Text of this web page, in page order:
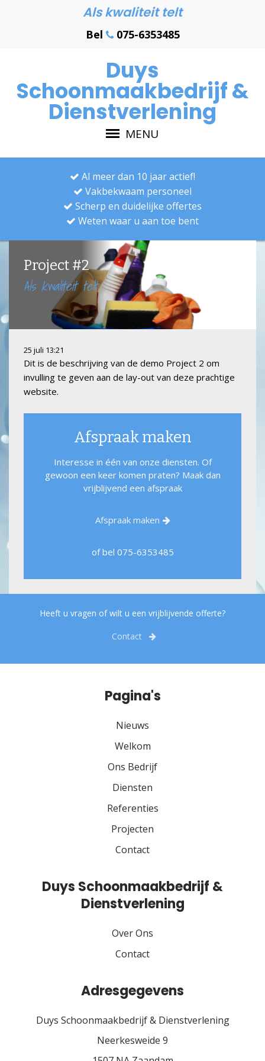
Als kwaliteit telt
Bel 075-6353485
Duys
Schoonmaakbedrijf &
Dienstverlening
MENU
Al meer dan 10 jaar actief!
Vakbekwaam personeel
Scherp en duidelijke offertes
Weten waar u aan toe bent
Project #2
Als kwaliteit telt
25 juli 13:21
Dit is de beschrijving van de demo Project 2 om
invulling te geven aan de lay-out van deze prachtige
website.
Afspraak maken
Interesse in één van onze diensten. Of
gewoon een keer komen praten? Maak dan
vrijblijvend een afspraak
Afspraak maken
of bel 075-6353485
Heeft u vragen of wilt u een vrijblijvende offerte?
Contact
Pagina's
Nieuws
Welkom
Ons Bedrijf
Diensten
Referenties
Projecten
Contact
Duys Schoonmaakbedrijf &
Dienstverlening
Over Ons
Contact
Adresgegevens
Duys Schoonmaakbedrijf & Dienstverlening
Neerkesweide 9